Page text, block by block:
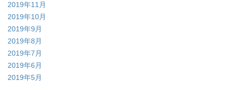
2019年11月
2019年10月
2019年9月
2019年8月
2019年7月
2019年6月
2019年5月